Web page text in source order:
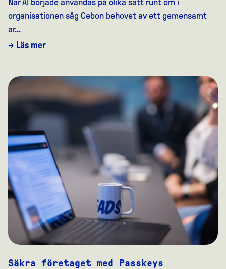
organisationen såg Cebon behovet av ett gemensamt
ar...
→ Läs mer
Säkra företaget med Passkeys